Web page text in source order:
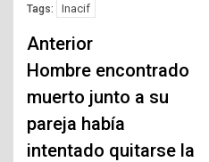
Tags: Inacif
Navegación
de
entradas
Anterior
Hombre encontrado
muerto junto a su
pareja había
intentado quitarse la